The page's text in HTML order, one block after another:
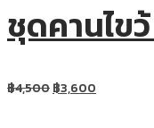
ชุดคานไขว้
฿4,500฿3,600